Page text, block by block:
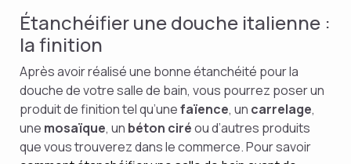
Étanchéifier une douche italienne :
la finition
Après avoir réalisé une bonne étanchéité pour la
douche de votre salle de bain, vous pourrez poser un
produit de finition tel qu’unefaïence, un carrelage,
une mosaïque, un béton ciréou d’autres produits
que vous trouverez dans le commerce. Pour savoir